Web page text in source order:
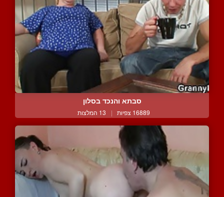
סבתא והנכד בסלון
16889 צפיות | 13 המלצות